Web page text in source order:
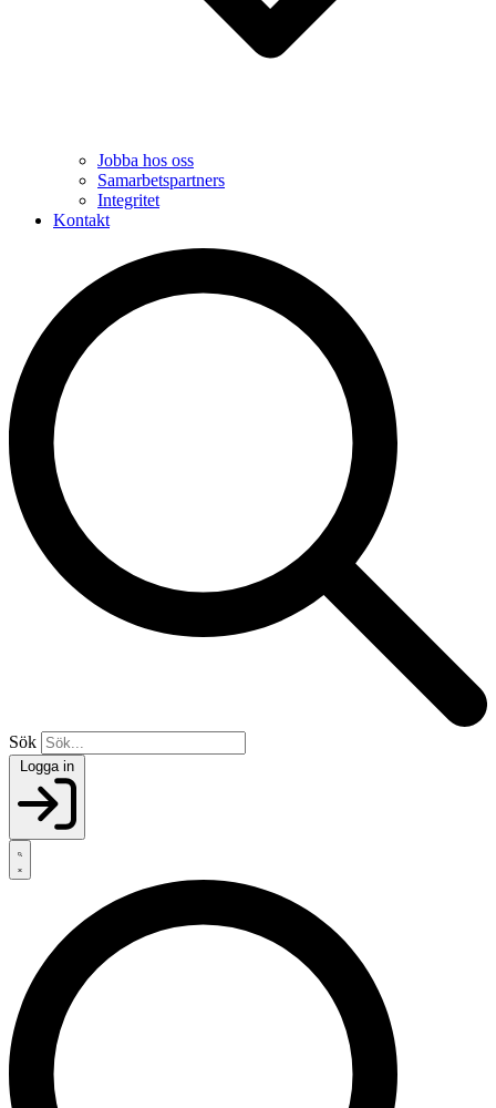
Jobba hos oss
Samarbetspartners
Integritet
Kontakt
Sök
Logga in